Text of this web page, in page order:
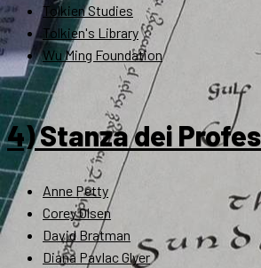
Tolkien Studies
Tolkien's Library
Wu Ming Foundation
4) Stanza dei
Anne Petty
Corey Olsen
David Bratman
Diana Pavlac Glyer